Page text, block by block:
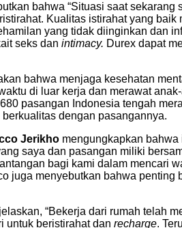
bahwa “Situasi saat
Kualitas istirahat yang
yang tidak diinginkan dan
seks dan intimacy. Durex dapat
bahwa menjaga kesehatan
di luar kerja dan merawat
pasangan Indonesia tengah
dengan pasangannya.
Jerikho mengungkapkan
saya dan pasangan miliki
bagi kami dalam mencari
juga menyebutkan bahwa
“Bekerja dari rumah telah
untuk beristirahat dan recharge.